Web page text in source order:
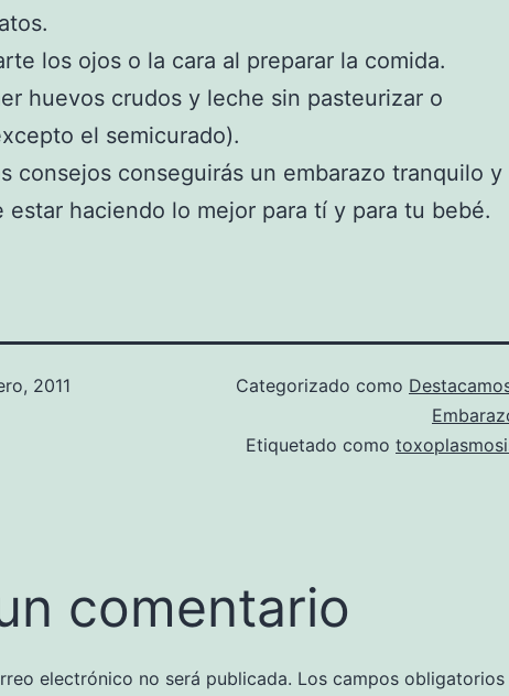
los ojos o la cara al preparar la comida.
huevos crudos y leche sin pasteurizar o
el semicurado).
consejos conseguirás un embarazo tranquilo y
estar haciendo lo mejor para tí y para tu bebé.
2011
Categorizado como
Etiquetado como
comentario
electrónico no será publicada. Los campos obligatorios